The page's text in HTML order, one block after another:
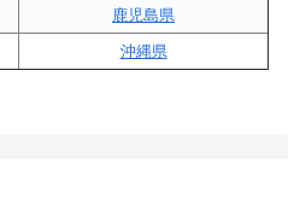
鹿児島県
沖縄県